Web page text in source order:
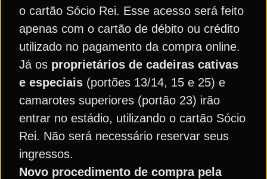
o cartão Sócio Rei. Esse acesso será feito
apenas com o cartão de débito ou crédito
utilizado no pagamento da compra online.
Já os proprietários de cadeiras cativas
e especiais (portões 13/14, 15 e 25) e
camarotes superiores (portão 23) irão
entrar no estádio, utilizando o cartão Sócio
Rei. Não será necessário reservar seus
ingressos.
Novo procedimento de compra pela